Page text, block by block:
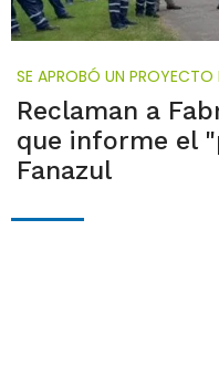
SE APROBÓ UN PROYECTO
Reclaman a
que informe el
Fanazul